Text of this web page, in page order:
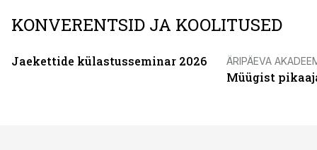
KONVERENTSID JA KOOLITUSED
Jaekettide külastusseminar 2026 ÄRIPÄEVA
Müügist